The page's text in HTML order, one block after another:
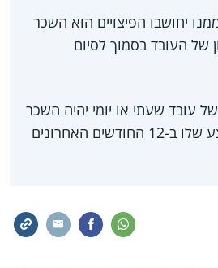
יחושבו הפיצויים הוא השכר
של העובד בסמוך לסיום
עובד שעתי או יומי יהיה השכר
החודשי הממוצע שלו ב-12 החודשים האחרונים